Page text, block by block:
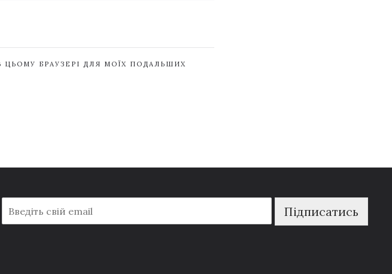
ЦЬОМУ БРАУЗЕРІ ДЛЯ МОЇХ ПОДАЛЬШИХ
m
a
Підписатись